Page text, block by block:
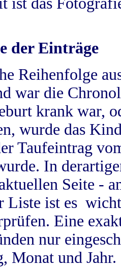
der Einträge
Reihenfolge
war die
krank war,
wurde das
Taufeintrag
In
Seite -
Liste ist es
Eine
nur
Monat und Jahr.